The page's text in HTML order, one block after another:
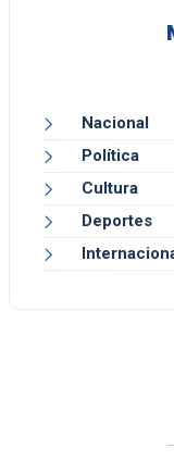
Nacional
Política
Cultura
Deportes